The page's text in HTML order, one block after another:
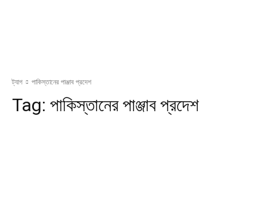
ট্যাগ পাকিস্তানের পাঞ্জাব প্রদেশ
Tag: পাকিস্তানের পাঞ্জাব প্রদেশ